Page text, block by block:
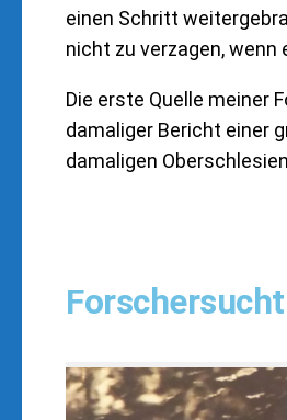
einen Schritt
nicht zu verzagen,
Die erste Quelle meiner
damaliger Bericht einer
damaligen